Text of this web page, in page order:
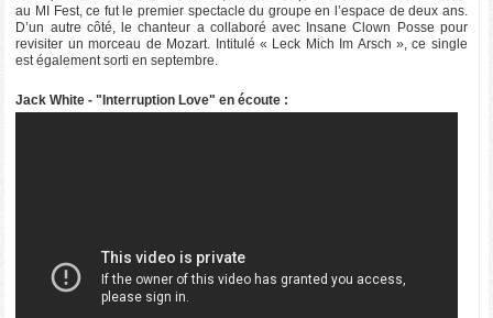
au MI Fest, ce fut le premier spectacle du groupe en l’espace de deux ans.
D’un autre côté, le chanteur a collaboré avec Insane Clown Posse pour
revisiter un morceau de Mozart. Intitulé « Leck Mich Im Arsch », ce single
est également sorti en septembre.
Jack White - "Interruption Love" en écoute :